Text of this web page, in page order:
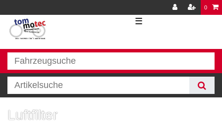
0
☰
Luftfilter